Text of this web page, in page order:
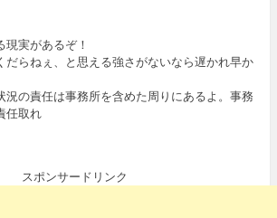
実があるぞ！
だらねぇ、と思える強さがないなら遅かれ早か
況の責任は事務所を含めた周りにあるよ。事務
任取れ
スポンサードリンク